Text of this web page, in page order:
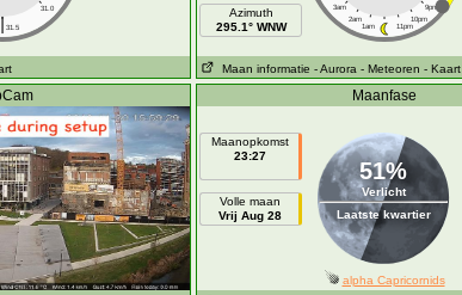
31.0
| 31.5
Azimuth
295.1° WNW
3am 9pm
2am 10pm
1am 11pm
Maan informatie - Aurora - Meteoren - Kaart
Maanfase
Maanopkomst
23:27
Volle maan
Vrij Aug 28
51%
Verlicht
Laatste kwartier
alpha Capricornids